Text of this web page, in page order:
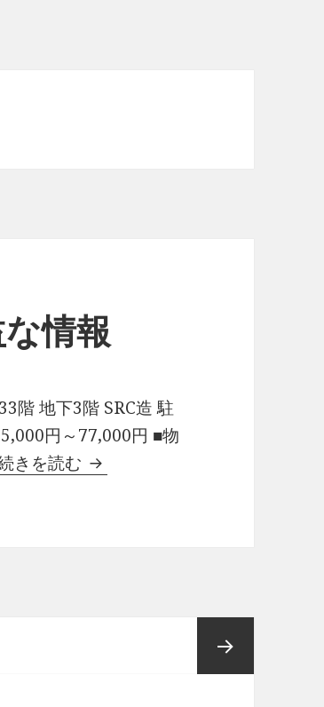
情報
地下3階 SRC造 駐
円～77,000円 ■物
きを読む ラ・トゥール青葉台有益な情報